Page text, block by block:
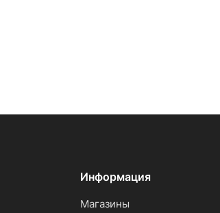
Информация
Магазины